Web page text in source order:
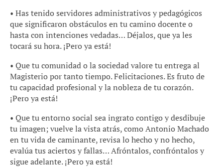
• Has tenido servidores administrativos y pedagógicos
que significaron obstáculos en tu camino docente o
hasta con intenciones vedadas… Déjalos, que ya les
tocará su hora. ¡Pero ya está!
• Que tu comunidad o la sociedad valore tu entrega al
Magisterio por tanto tiempo. Felicitaciones. Es fruto de
tu capacidad profesional y la nobleza de tu corazón.
¡Pero ya está!
• Que tu entorno social sea ingrato contigo y desdibuje
tu imagen; vuelve la vista atrás, como Antonio Machado
en tu vida de caminante, revisa lo hecho y no hecho,
evalúa tus aciertos y fallas… Afróntalos, confróntalos y
sigue adelante. ¡Pero ya está!